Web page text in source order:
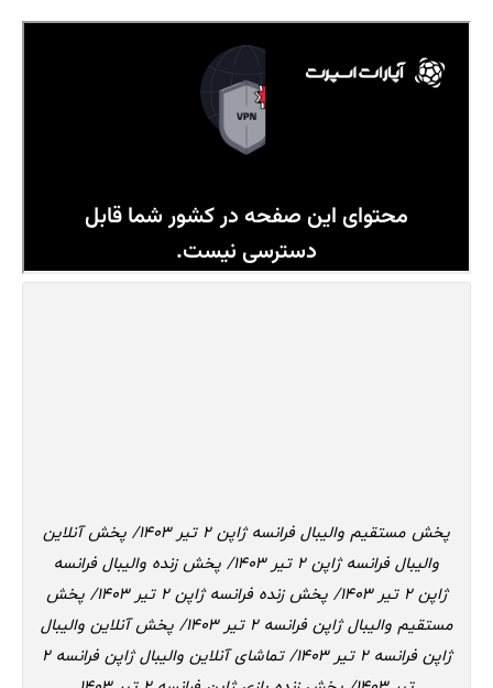
پخش مستقیم والیبال فرانسه ژاپن 2 تیر 1403/ پخش آنلاین
والیبال فرانسه ژاپن 2 تیر 1403/ پخش زنده والیبال فرانسه
ژاپن 2 تیر 1403/ پخش زنده فرانسه ژاپن 2 تیر 1403/ پخش
مستقیم والیبال ژاپن فرانسه 2 تیر 1403/ پخش آنلاین والیبال
ژاپن فرانسه 2 تیر 1403/ تماشای آنلاین والیبال ژاپن فرانسه 2